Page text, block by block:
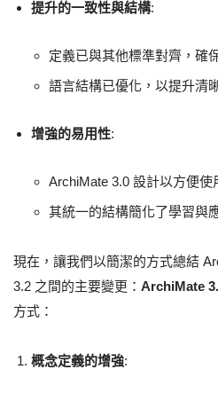
提升的一致性與結構:
定義已與其他標準對齊，確
語言結構已優化，以提升清
增強的易用性:
ArchiMate 3.0 設計以方便使
其統一的結構簡化了學習與
現在，讓我們以簡潔的方式總結
3.2 之間的主要變更： ArchiMate
方式：
概念定義的增強: